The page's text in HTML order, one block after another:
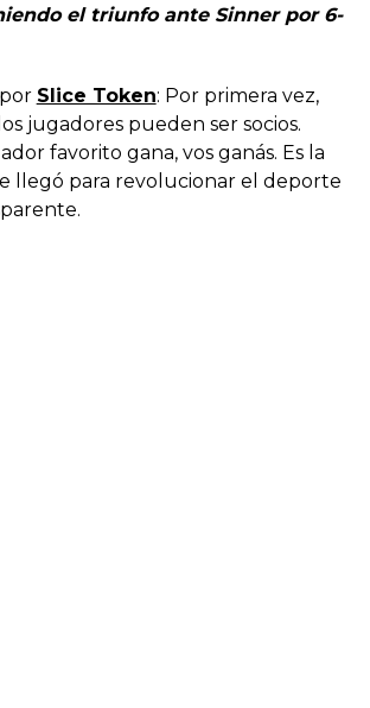
el triunfo ante Sinner por 6-
Slice Token: Por primera vez,
jugadores pueden ser socios.
favorito gana, vos ganás. Es la
llegó para revolucionar el deporte